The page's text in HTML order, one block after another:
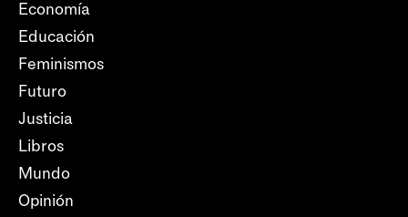
Economía
Educación
Feminismos
Futuro
Justicia
Libros
Mundo
Opinión